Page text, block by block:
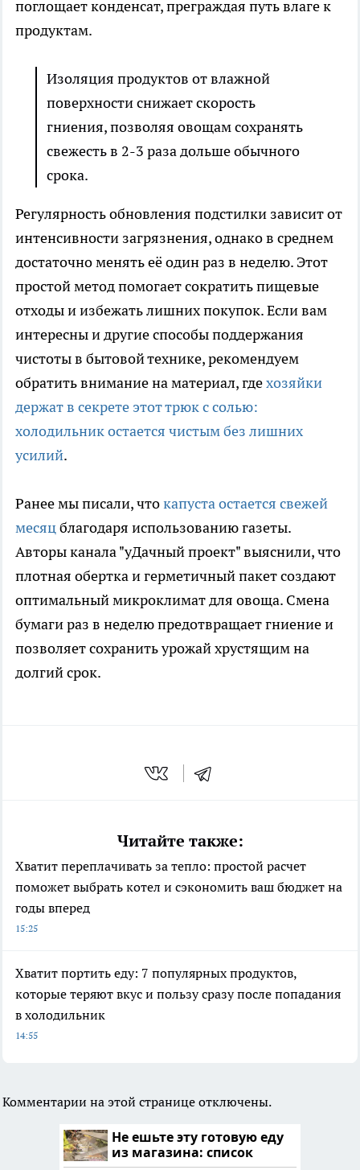
поглощает конденсат, преграждая путь влаге к
продуктам.
Изоляция продуктов от влажной
поверхности снижает скорость
гниения, позволяя овощам сохранять
свежесть в 2-3 раза дольше обычного
срока.
Регулярность обновления подстилки зависит от
интенсивности загрязнения, однако в среднем
достаточно менять её один раз в неделю. Этот
простой метод помогает сократить пищевые
отходы и избежать лишних покупок. Если вам
интересны и другие способы поддержания
чистоты в бытовой технике, рекомендуем
обратить внимание на материал, гдехозяйки
держат в секрете этот трюк с солью:
холодильник остается чистым без лишних
усилий.
Ранее мы писали, чтокапуста остается свежей
месяцблагодаря использованию газеты.
Авторы канала "уДачный проект" выяснили, что
плотная обертка и герметичный пакет создают
оптимальный микроклимат для овоща. Смена
бумаги раз в неделю предотвращает гниение и
позволяет сохранить урожай хрустящим на
долгий срок.
Читайте также:
Хватит переплачивать за тепло: простой расчет
поможет выбрать котел и сэкономить ваш бюджет на
годы вперед
15:25
Хватит портить еду: 7 популярных продуктов,
которые теряют вкус и пользу сразу после попадания
в холодильник
14:55
Комментарии на этой странице отключены.
Не ешьте эту готовую еду
из магазина: список